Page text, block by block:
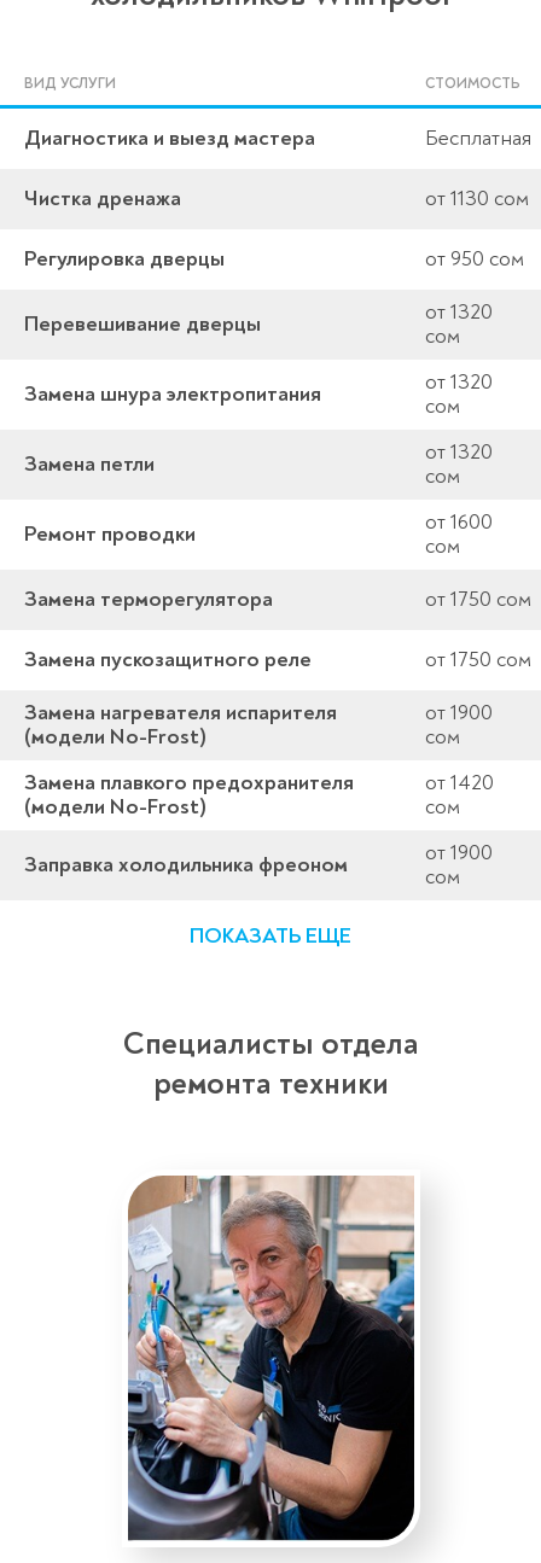
ВИД УСЛУГИ СТОИМОСТЬ
Диагностика и выезд мастера Бесплатная
Чистка дренажа от 1130 сом
Регулировка дверцы от 950 сом
Перевешивание дверцы
от 1320
сом
Замена шнура электропитания
от 1320
сом
Замена петли
от 1320
сом
Ремонт проводки
от 1600
сом
Замена терморегулятора
от 1750 сом
Замена пускозащитного реле
от 1750 сом
Замена нагревателя испарителя
(модели No-Frost)
от 1900
сом
Замена плавкого предохранителя
(модели No-Frost)
от 1420
сом
Заправка холодильника фреоном
от 1900
сом
ПОКАЗАТЬ ЕЩЕ
Специалисты отдела
ремонта техники